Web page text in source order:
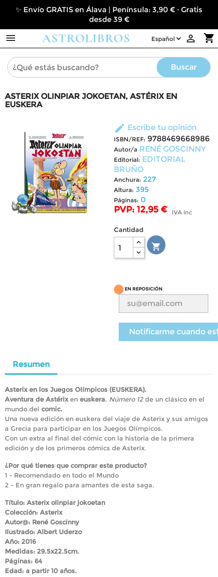
✨ Envío GRATIS en Álava | Península: 3,90 € · Gratis
desde 39 €
 shopping_cart

Buscar
ASTERIX OLINPIAR JOKOETAN, ASTÉRIX EN
EUSKERA
edit Escribe tu opinión
ISBN/REF: 9788469668986
Autor/a RENÉ GOSCINNY
Editorial: EDITORIAL
BRUÑO
Anchura: 227
Altura: 395
Páginas: 0
PVP: 12,95 € IVA inc
Cantidad

EN REPOSICIÓN
Notificarme cuando
Resumen
Asterix en los Juegos Olímpicos (EUSKERA).
Aventura de Astérixen euskera. Número 12de un clásico en el
mundo del comic.
Una nueva edición en euskera del viaje de Asterix y sus amigos
a Grecia para participar en los Juegos Olímpicos.
Con un extra al final del cómic con la historia de la primera
edición y de los primeros cómics de Asterix.
¿Por qué tienes que comprar este producto?
1 - Recomendado en todo el Mundo
2 - En gran regalo para amantes de esta saga.
Título: Asterix olinpiar jokoetan
Colección: Asterix
Autor@: René Goscinny
Ilustrado: Albert Uderzo
Año: 2016
Medidas: 29.5x22.5cm.
Páginas: 64
Edad: a partir 10 años.